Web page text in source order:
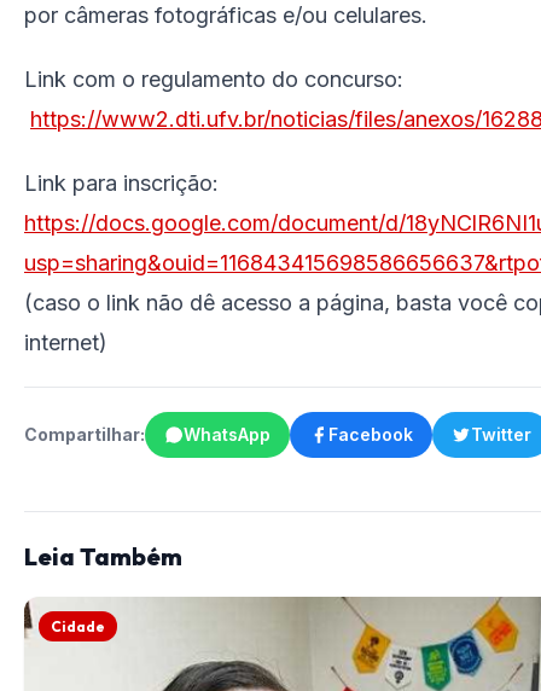
por câmeras fotográficas e/ou celulares.
Link com o regulamento do concurso:
https://www2.dti.ufv.br/noticias/files/anexos/
Link para inscrição:
https://docs.google.com/document/d/
(caso o link não dê acesso a página, basta você
internet)
Compartilhar: WhatsApp Facebook Twitter
Leia Também
Cidade